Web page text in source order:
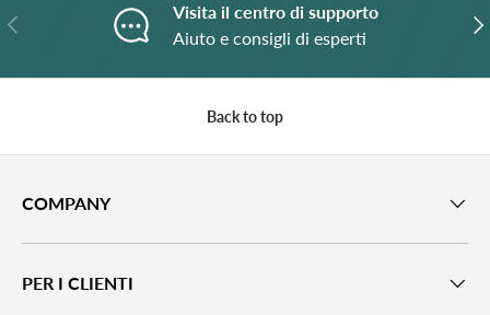
Previous
Visita il centro di supporto
Aiuto e consigli di esperti
Back to top
COMPANY
PER I CLIENTI